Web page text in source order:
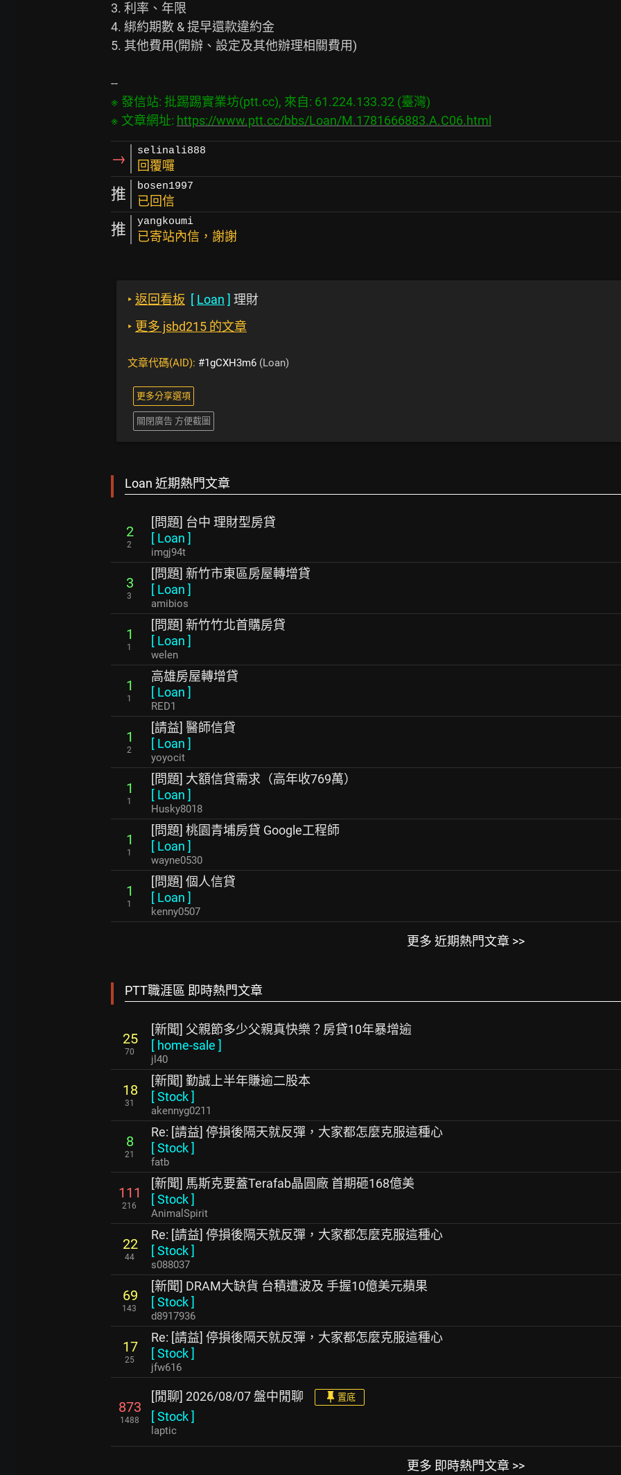
3. 利率、年限
4. 綁約期數 & 提早還款違約金
5. 其他費用(開辦、設定及其他辦理相關費用)
※ 發信站: 批踢踢實業坊(ptt.cc), 來自: 61.224.133.32 (臺灣)
※ 文章網址: https://www.ptt.cc/bbs/Loan/M.1781666883.A.C06.html
→ selinali888
回覆囉
推 bosen1997
已回信
推 yangkoumi
已寄站內信，謝謝
‣ 返回看板 [ Loan ] 理財
‣ 更多 jsbd215 的文章
文章代碼(AID): #1gCXH3m6 (Loan)
更多分享選項
關閉廣告 方便截圖
Loan 近期熱門文章
2
2
[問題] 台中 理財型房貸
[ Loan ]
imgj94t
3
3
[問題] 新竹市東區房屋轉增貸
[ Loan ]
amibios
1
1
[問題] 新竹竹北首購房貸
[ Loan ]
welen
1
1
高雄房屋轉增貸
[ Loan ]
RED1
1
2
[請益] 醫師信貸
[ Loan ]
yoyocit
1
1
[問題] 大額信貸需求（高年收769萬）
[ Loan ]
Husky8018
1
1
[問題] 桃園青埔房貸 Google工程師
[ Loan ]
wayne0530
1
1
[問題] 個人信貸
[ Loan ]
kenny0507
更多 近期熱門文章 >>
PTT職涯區 即時熱門文章
25
70
[新聞] 父親節多少父親真快樂？房貸10年暴增逾
[ home-sale ]
jl40
18
31
[新聞] 勤誠上半年賺逾二股本
[Stock]
akennyg0211
8
21
Re: [請益] 停損後隔天就反彈，大家都怎麼克服這種心
[Stock]
fatb
111
216
[新聞] 馬斯克要蓋Terafab晶圓廠 首期砸168億美
[Stock]
AnimalSpirit
22
44
Re: [請益] 停損後隔天就反彈，大家都怎麼克服這種心
[Stock]
s088037
69
143
[新聞] DRAM大缺貨 台積遭波及 手握10億美元蘋果
[Stock]
d8917936
17
25
Re: [請益] 停損後隔天就反彈，大家都怎麼克服這種心
[Stock]
jfw616
873
1488
[閒聊] 2026/08/07 盤中閒聊 置底
[Stock]
laptic
更多 即時熱門文章 >>